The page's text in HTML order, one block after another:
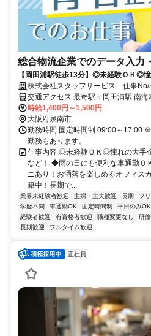
総合物流企業でのデータ入力
【岡田浦駅徒歩13分】◎未経験ＯＫ◎
ータ入力など！
株式会社スタッフサービス 仕事No/
交通アクセス 最寄駅：岡田浦駅 南海本線岡田浦駅徒歩13分 車通勤可
能
時給1,400円～1,500円
大阪府泉南市
勤務時間 固定時間制 09:00～17:00
勤務もあります。
仕事内容 ◎未経験ＯＫ◎憧れの大手
など！ ◆雨の日にも便利な車通勤Ｏ
ニあり！お洒落を楽しめるオフィス
籍中！長期で...
業界未経験者歓迎 主婦・主夫歓迎 長期 フ
学歴不問
車通勤OK 固定時間制 平日のみOK
経験者歓迎
有資格者歓迎 職種変更なし 研
長期歓迎
フルタイム歓迎
正社員